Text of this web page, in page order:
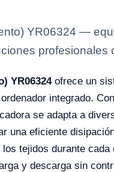
YR06324 —
profesionales
YR06324ofrece un
integrado.
se adapta a
una eficiente
tejidos durante
y descarga sin